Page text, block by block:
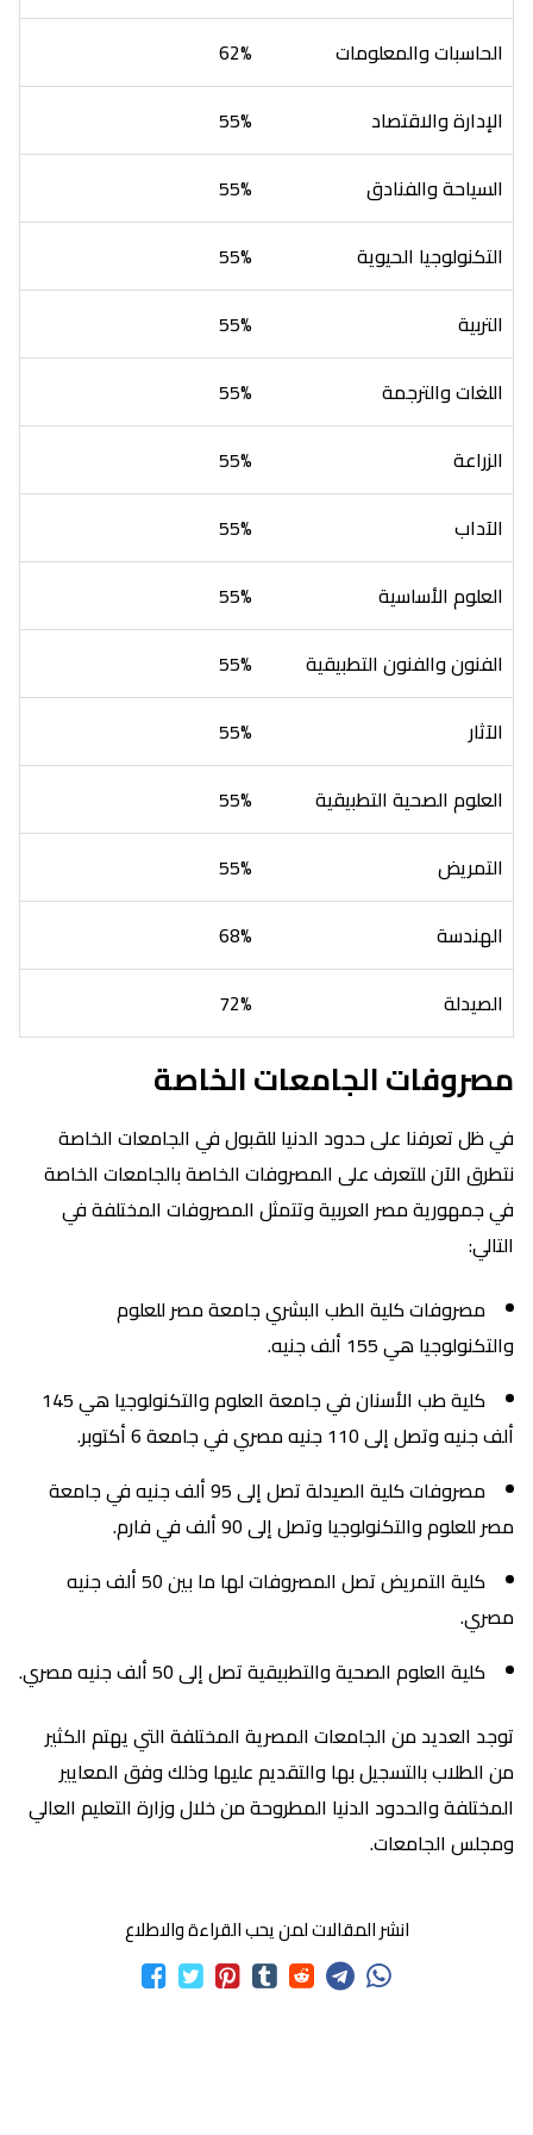
الحاسبات والمعلومات
62%
الإدارة والاقتصاد
55%
السياحة والفنادق
55%
التكنولوجيا الحيوية
55%
التربية
55%
اللغات والترجمة
55%
الزراعة
55%
الآداب
55%
العلوم الأساسية
55%
الفنون والفنون التطبيقية
55%
الآثار
55%
العلوم الصحية التطبيقية
55%
التمريض
55%
الهندسة
68%
الصيدلة
72%
مصروفات الجامعات الخاصة
في ظل تعرفنا على حدود الدنيا للقبول في الجامعات الخاصة
نتطرق الآن للتعرف على المصروفات الخاصة بالجامعات الخاصة
في جمهورية مصر العربية وتتمثل المصروفات المختلفة في
التالي:
مصروفات كلية الطب البشري جامعة مصر للعلوم
والتكنولوجيا هي 155 ألف جنيه.
كلية طب الأسنان في جامعة العلوم والتكنولوجيا هي 145
ألف جنيه وتصل إلى 110 جنيه مصري في جامعة 6 أكتوبر.
مصروفات كلية الصيدلة تصل إلى 95 ألف جنيه في جامعة
مصر للعلوم والتكنولوجيا وتصل إلى 90 ألف في فارم.
كلية التمريض تصل المصروفات لها ما بين 50 ألف جنيه
مصري.
كلية العلوم الصحية والتطبيقية تصل إلى 50 ألف جنيه مصري.
توجد العديد من الجامعات المصرية المختلفة التي يهتم الكثير
من الطلاب بالتسجيل بها والتقديم عليها وذلك وفق المعايير
المختلفة والحدود الدنيا المطروحة من خلال وزارة التعليم العالي
ومجلس الجامعات.
انشر المقالات لمن يحب القراءة والاطلاع